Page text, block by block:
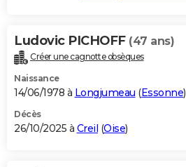
Carte de Noël
Carte Bonne année
Carte Saint-Valentin
Carte Pâques
Carte d'anniversaire
DICTIONNAIRE
Dictionnaire
Biographies
Citations
Expressions
Proverbes
PROGRAMME TV
S'inscrire
Se connecter
Lycées
Collèges
Primaires
Universités
Entreprises
Service militaire
Avis de recherche
AVIS DE DÉCÈS
Ludovic PICHOFF (47 ans)
Créer une cagnotte obsèques
Naissance
14/06/1978 à Longjumeau (Essonne)
Décès
26/10/2025 à Creil (Oise)